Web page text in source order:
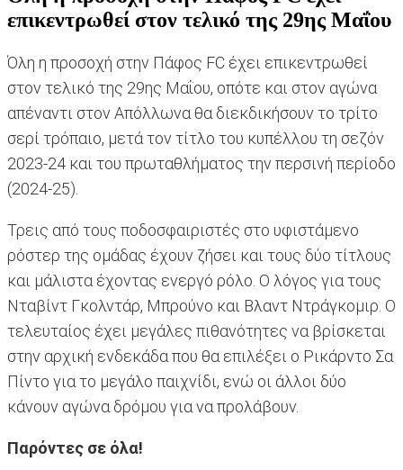
επικεντρωθεί στον τελικό της 29ης Μαΐου
Όλη η προσοχή στην Πάφος FC έχει επικεντρωθεί
στον τελικό της 29ης Μαΐου, οπότε και στον αγώνα
απέναντι στον Απόλλωνα θα διεκδικήσουν το τρίτο
σερί τρόπαιο, μετά τον τίτλο του κυπέλλου τη σεζόν
2023-24 και του πρωταθλήματος την περσινή περίοδο
(2024-25).
Τρεις από τους ποδοσφαιριστές στο υφιστάμενο
ρόστερ της ομάδας έχουν ζήσει και τους δύο τίτλους
και μάλιστα έχοντας ενεργό ρόλο. Ο λόγος για τους
Νταβίντ Γκολντάρ, Μπρούνο και Βλαντ Ντράγκομιρ. Ο
τελευταίος έχει μεγάλες πιθανότητες να βρίσκεται
στην αρχική ενδεκάδα που θα επιλέξει ο Ρικάρντο Σα
Πίντο για το μεγάλο παιχνίδι, ενώ οι άλλοι δύο
κάνουν αγώνα δρόμου για να προλάβουν.
Παρόντες σε όλα!